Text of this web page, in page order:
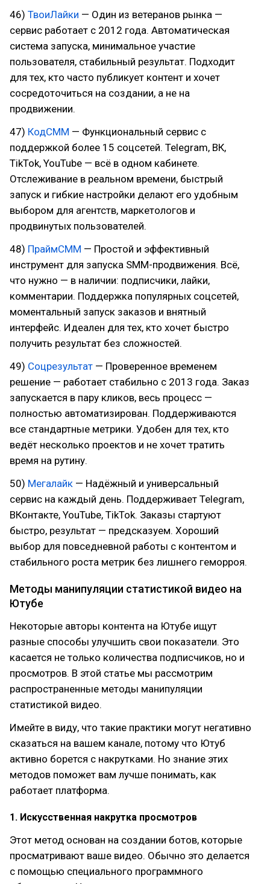
46) ТвоиЛайки — Один из ветеранов рынка —
сервис работает с 2012 года. Автоматическая
система запуска, минимальное участие
пользователя, стабильный результат. Подходит
для тех, кто часто публикует контент и хочет
сосредоточиться на создании, а не на
продвижении.
47) КодСММ — Функциональный сервис с
поддержкой более 15 соцсетей. Telegram, ВК,
TikTok, YouTube — всё в одном кабинете.
Отслеживание в реальном времени, быстрый
запуск и гибкие настройки делают его удобным
выбором для агентств, маркетологов и
продвинутых пользователей.
48) ПраймСММ — Простой и эффективный
инструмент для запуска SMM-продвижения. Всё,
что нужно — в наличии: подписчики, лайки,
комментарии. Поддержка популярных соцсетей,
моментальный запуск заказов и внятный
интерфейс. Идеален для тех, кто хочет быстро
получить результат без сложностей.
49) Соцрезультат — Проверенное временем
решение — работает стабильно с 2013 года. Заказ
запускается в пару кликов, весь процесс —
полностью автоматизирован. Поддерживаются
все стандартные метрики. Удобен для тех, кто
ведёт несколько проектов и не хочет тратить
время на рутину.
50) Мегалайк — Надёжный и универсальный
сервис на каждый день. Поддерживает Telegram,
ВКонтакте, YouTube, TikTok. Заказы стартуют
быстро, результат — предсказуем. Хороший
выбор для повседневной работы с контентом и
стабильного роста метрик без лишнего геморроя.
Методы манипуляции статистикой видео на
Ютубе
Некоторые авторы контента на Ютубе ищут
разные способы улучшить свои показатели. Это
касается не только количества подписчиков, но и
просмотров. В этой статье мы рассмотрим
распространенные методы манипуляции
статистикой видео.
Имейте в виду, что такие практики могут негативно
сказаться на вашем канале, потому что Ютуб
активно борется с накрутками. Но знание этих
методов поможет вам лучше понимать, как
работает платформа.
1. Искусственная накрутка просмотров
Этот метод основан на создании ботов, которые
просматривают ваше видео. Обычно это делается
с помощью специального программного